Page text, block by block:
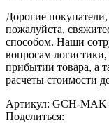
Дорогие
пожалуйста,
способом. Наши
вопросам
прибытии товара, а
расчеты стоимости
Артикул: GCH-
Поделиться: